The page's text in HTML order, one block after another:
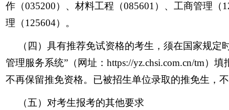
作（035200）、材料工程（085601）、工商管理
理（125604）。
（四）具有推荐免试资格的考生，须在国家规
管理服务系统”（网址：https://yz.chsi.com.cn/tm）
不再保留推免资格。已被招生单位录取的推免生，
（五）对考生报考的其他要求